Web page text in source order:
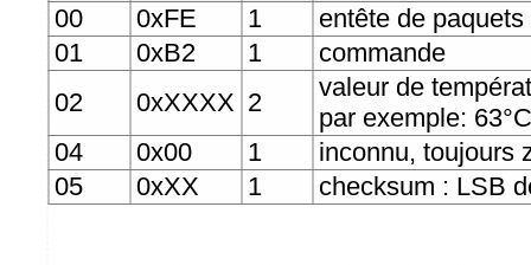
00
0xFE 1
entête de paquets
01
0xB2 1
commande
02
0xXXXX 2
valeur de
par exemple:
04
0x00 1
inconnu, toujours
05
0xXX 1 checksum : LSB